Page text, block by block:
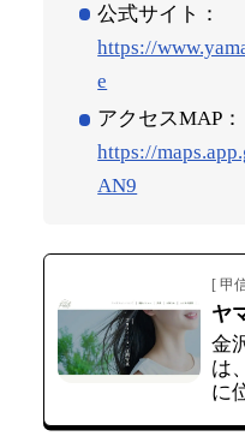
公式サイト：
https://
e
アクセスMAP：
https://
AN9
[ 甲
ヤ
金
は
に